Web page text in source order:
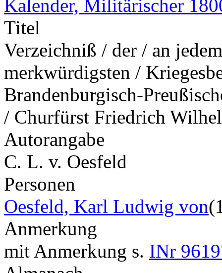
Kalender, Militärischer
Titel
Verzeichniß / der / an
merkwürdigsten /
Brandenburgisch-
/ Churfürst Friedrich
Autorangabe
C. L. v. Oesfeld
Personen
Oesfeld, Karl Ludwig von
Anmerkung
mit Anmerkung s. INr